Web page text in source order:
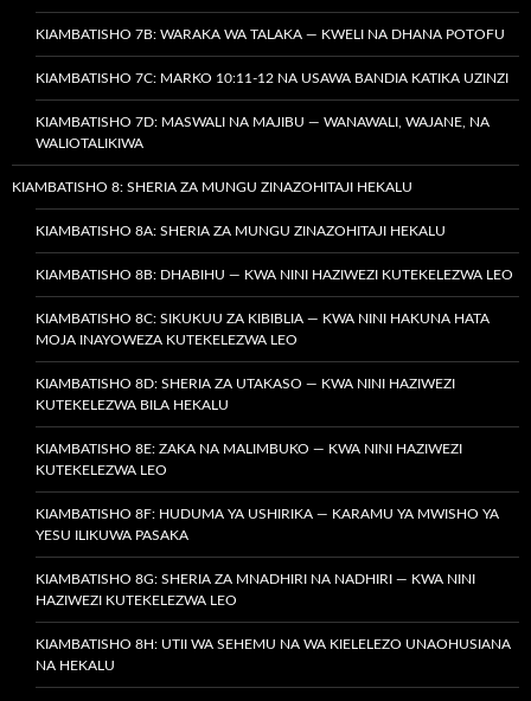
KIAMBATISHO 7B: WARAKA WA TALAKA — KWELI NA DHANA POTOFU
KIAMBATISHO 7C: MARKO 10:11-12 NA USAWA BANDIA KATIKA UZINZI
KIAMBATISHO 7D: MASWALI NA MAJIBU — WANAWALI, WAJANE, NA
WALIOTALIKIWA
KIAMBATISHO 8: SHERIA ZA MUNGU ZINAZOHITAJI HEKALU
KIAMBATISHO 8A: SHERIA ZA MUNGU ZINAZOHITAJI HEKALU
KIAMBATISHO 8B: DHABIHU — KWA NINI HAZIWEZI KUTEKELEZWA LEO
KIAMBATISHO 8C: SIKUKUU ZA KIBIBLIA — KWA NINI HAKUNA HATA
MOJA INAYOWEZA KUTEKELEZWA LEO
KIAMBATISHO 8D: SHERIA ZA UTAKASO — KWA NINI HAZIWEZI
KUTEKELEZWA BILA HEKALU
KIAMBATISHO 8E: ZAKA NA MALIMBUKO — KWA NINI HAZIWEZI
KUTEKELEZWA LEO
KIAMBATISHO 8F: HUDUMA YA USHIRIKA — KARAMU YA MWISHO YA
YESU ILIKUWA PASAKA
KIAMBATISHO 8G: SHERIA ZA MNADHIRI NA NADHIRI — KWA NINI
HAZIWEZI KUTEKELEZWA LEO
KIAMBATISHO 8H: UTII WA SEHEMU NA WA KIELELEZO UNAOHUSIANA
NA HEKALU